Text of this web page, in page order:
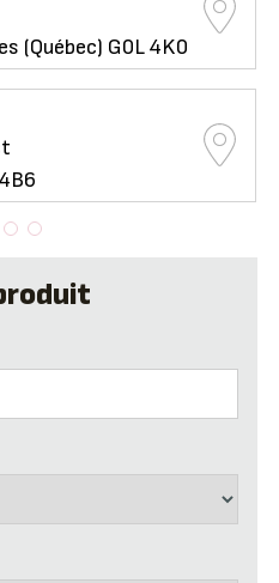
(Québec) G0L 4K0